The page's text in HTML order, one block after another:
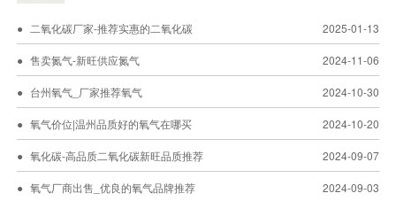
二氧化碳厂家-推荐实惠的二氧化碳 2025-01-13
售卖氮气-新旺供应氮气 2024-11-06
台州氧气_厂家推荐氧气 2024-10-30
氧气价位|温州品质好的氧气在哪买 2024-10-20
氧化碳-高品质二氧化碳新旺品质推荐 2024-09-07
氧气厂商出售_优良的氧气品牌推荐 2024-09-03